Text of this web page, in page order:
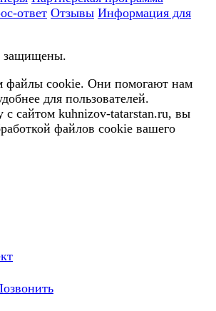
ответ Отзывы Информация для
защищены.
файлы cookie. Они помогают нам
для пользователей.
с сайтом kuhnizov-tatarstan.ru, вы
файлов cookie вашего